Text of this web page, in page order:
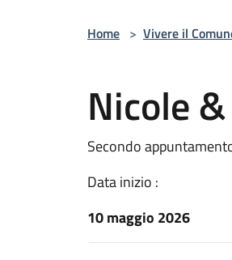
Home > Vivere il
Nicole
Secondo
Data inizio :
10 maggio 2026